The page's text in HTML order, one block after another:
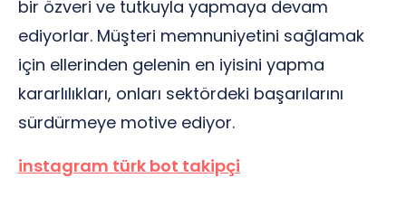
bir özveri ve tutkuyla yapmaya devam
ediyorlar. Müşteri memnuniyetini sağlamak
için ellerinden gelenin en iyisini yapma
kararlılıkları, onları sektördeki başarılarını
sürdürmeye motive ediyor.
instagram türk bot takipçi